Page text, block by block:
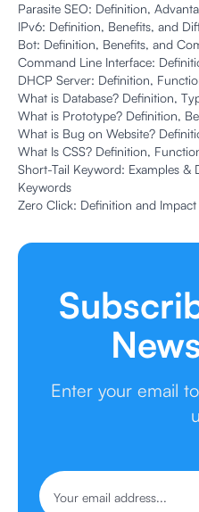
Parasite SEO: Definition,
IPv6: Definition, Benefits, and
Bot: Definition, Benefits, and
Command Line Interface:
DHCP Server: Definition,
What is Database? Definition,
What is Prototype? Definition,
What is Bug on Website?
What Is CSS? Definition,
Short-Tail Keyword: Examples &
Keywords
Zero Click: Definition and
Enter your email